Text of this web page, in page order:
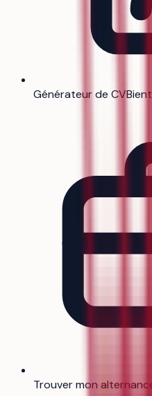
Générateur de CV
Trouver mon